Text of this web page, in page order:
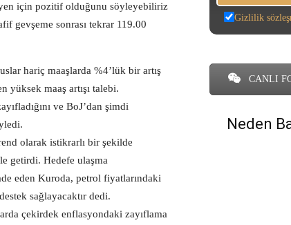
için pozitif olduğunu söyleyebiliriz
gevşeme sonrası tekrar 119.00
hariç maaşlarda %4’lük bir artış
yüksek maaş artışı talebi.
ve BoJ’dan şimdi
olarak istikrarlı bir şekilde
getirdi. Hedefe ulaşma
eden Kuroda, petrol fiyatlarındaki
sağlayacaktır dedi.
çekirdek enflasyondaki zayıflama
Gizlilik
CANLI
Neden